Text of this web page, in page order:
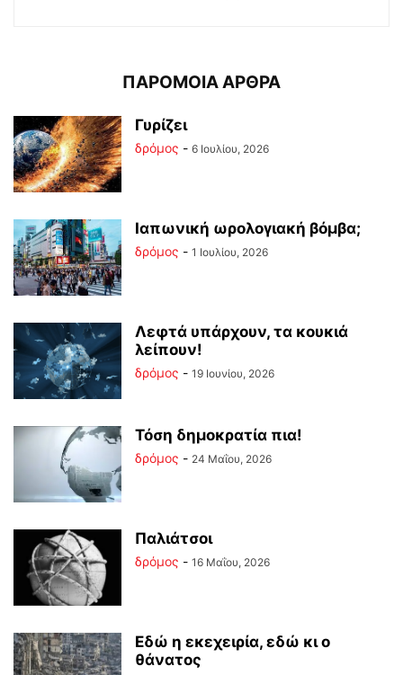
ΠΑΡΟΜΟΙΑ ΑΡΘΡΑ
Γυρίζει
δρόμος - 6 Ιουλίου, 2026
Ιαπωνική ωρολογιακή βόμβα;
δρόμος - 1 Ιουλίου, 2026
Λεφτά υπάρχουν, τα κουκιά
λείπουν!
δρόμος - 19 Ιουνίου, 2026
Τόση δημοκρατία πια!
δρόμος - 24 Μαΐου, 2026
Παλιάτσοι
δρόμος - 16 Μαΐου, 2026
Εδώ η εκεχειρία, εδώ κι ο
θάνατος